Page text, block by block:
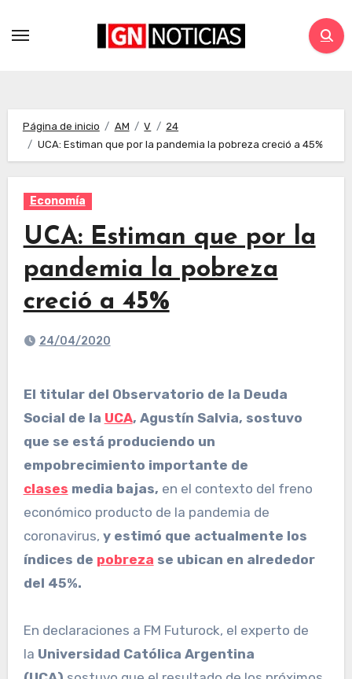
Página de inicio AM V
24
UCA: Estiman que por la pandemia la pobreza creció a 45%
Economía
UCA: Estiman que por la
pandemia la pobreza
creció a 45%
24/04/2020
El titular del Observatorio de la Deuda
Social de la UCA, Agustín Salvia, sostuvo
que se está produciendo un
empobrecimiento importante de
clases media bajas, en el contexto del freno
económico producto de la pandemia de
coronavirus, y estimó que actualmente los
índices de pobreza se ubican en alrededor
del 45%.
En declaraciones a FM Futurock, el experto de
la Universidad Católica Argentina